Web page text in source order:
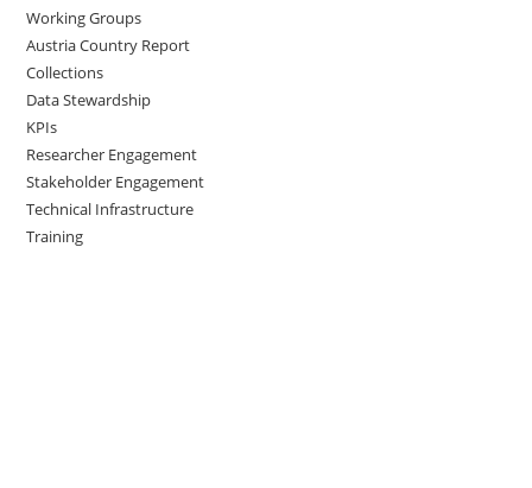
Working Groups
Austria Country Report
Collections
Data Stewardship
KPIs
Researcher Engagement
Stakeholder Engagement
Technical Infrastructure
Training